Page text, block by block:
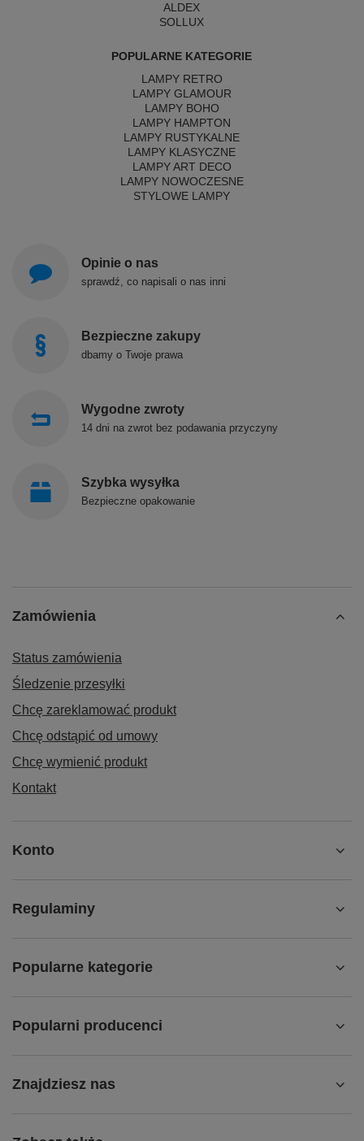
ALDEX
SOLLUX
POPULARNE KATEGORIE
LAMPY RETRO
LAMPY GLAMOUR
LAMPY BOHO
LAMPY HAMPTON
LAMPY RUSTYKALNE
LAMPY KLASYCZNE
LAMPY ART DECO
LAMPY NOWOCZESNE
STYLOWE LAMPY
Opinie o nas
sprawdź, co napisali o nas inni
Bezpieczne zakupy
dbamy o Twoje prawa
Wygodne zwroty
14 dni na zwrot bez podawania przyczyny
Szybka wysyłka
Bezpieczne opakowanie
Zamówienia
Status zamówienia
Śledzenie przesyłki
Chcę zareklamować produkt
Chcę odstąpić od umowy
Chcę wymienić produkt
Kontakt
Konto
Regulaminy
Popularne kategorie
Popularni producenci
Znajdziesz nas